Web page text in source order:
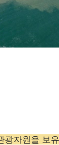
광자원을 보